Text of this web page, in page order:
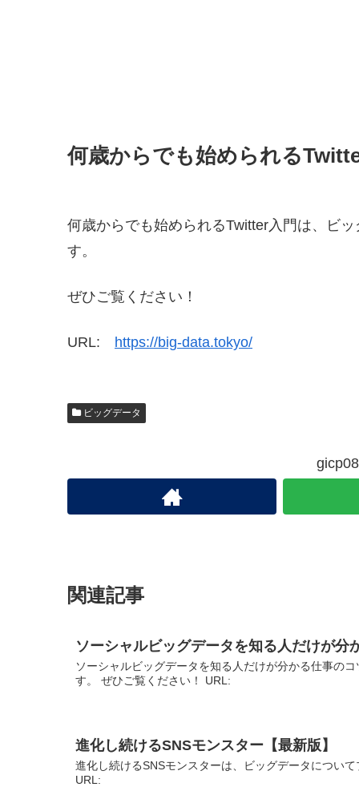
何歳からでも始められる
何歳からでも始められるTwitter入門は、ビ
す。
ぜひご覧ください！
URL: https://big-data.tokyo/
ビッグデータ
関連記事
ソーシャルビッグデータを知る人だけが分
ソーシャルビッグデータを知る人だけが分かる仕事の
す。 ぜひご覧ください！ URL:
進化し続けるSNSモンスター【最新版】
進化し続けるSNSモンスターは、ビッグデータについ
URL: